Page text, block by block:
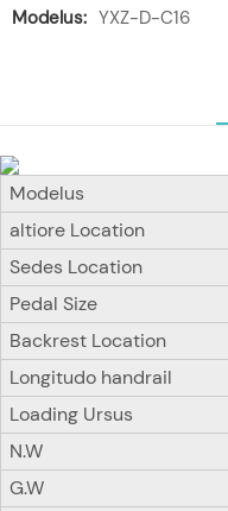
Modelus: YXZ-D-C16
Modelus
altiore Location
Sedes Location
Pedal Size
Backrest Location
Longitudo handrail
Loading Ursus
N.W
G.W